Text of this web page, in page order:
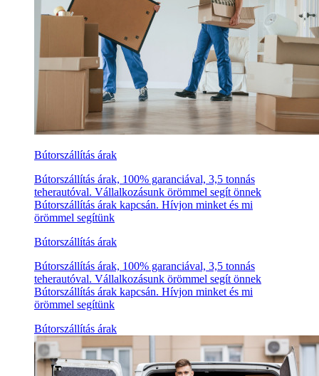
Bútorszállítás árak
Bútorszállítás árak, 100% garanciával, 3,5 tonnás
teherautóval. Vállalkozásunk örömmel segít önnek
Bútorszállítás árak kapcsán. Hívjon minket és mi
örömmel segítünk
Bútorszállítás árak
Bútorszállítás árak, 100% garanciával, 3,5 tonnás
teherautóval. Vállalkozásunk örömmel segít önnek
Bútorszállítás árak kapcsán. Hívjon minket és mi
örömmel segítünk
Bútorszállítás árak